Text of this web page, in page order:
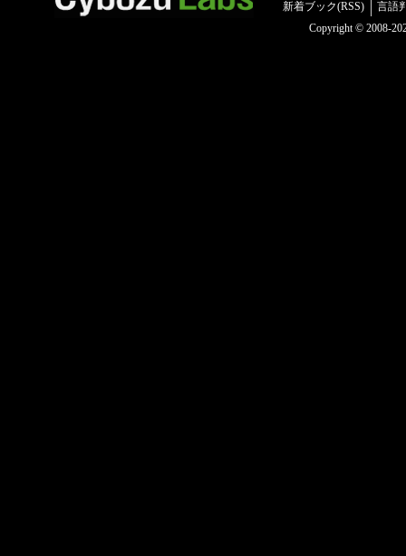
新着ブック(RSS)
言語
Copyright © 2008-